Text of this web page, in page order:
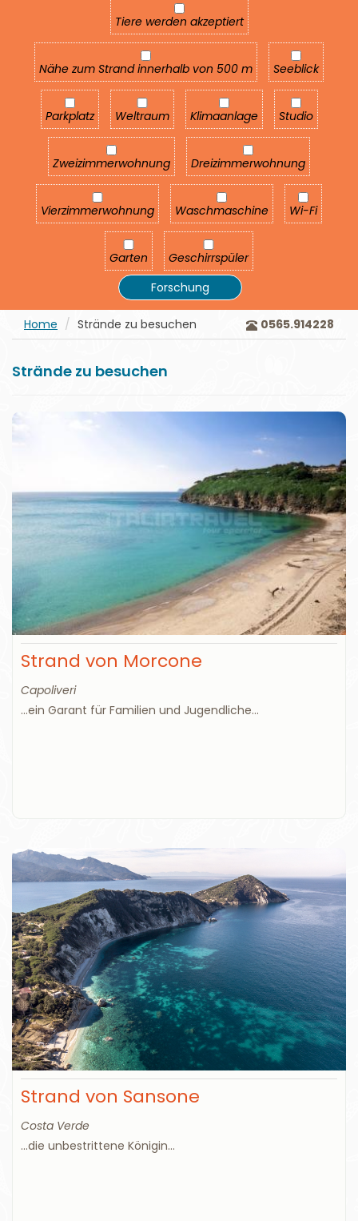
Tiere werden akzeptiert
Tiere werden akzeptiert
Nähe zum Strand innerhalb von 500 m
Nähe zum Strand innerhalb von 500 m
Seeblick
Seeblick
Parkplatz
Parkplatz
Weltraum
Weltraum
Klimaanlage
Klimaanlage
Studio
Studio
Zweizimmerwohnung
Zweizimmerwohnung
Dreizimmerwohnung
Dreizimmerwohnung
Vierzimmerwohnung
Vierzimmerwohnung
Waschmaschine
Waschmaschine
Wi-Fi
Wi-Fi
Garten
Garten
Geschirrspüler
Geschirrspüler
Forschung
Home Strände zu besuchen 0565.914228
Strände zu besuchen
Strand von Morcone
Capoliveri
...ein Garant für Familien und Jugendliche...
Strand von Sansone
Costa Verde
...die unbestrittene Königin...